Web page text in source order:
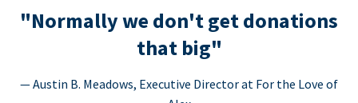
"Normally we don't get donations
that big"
— Austin B. Meadows, Executive Director at For the Love of